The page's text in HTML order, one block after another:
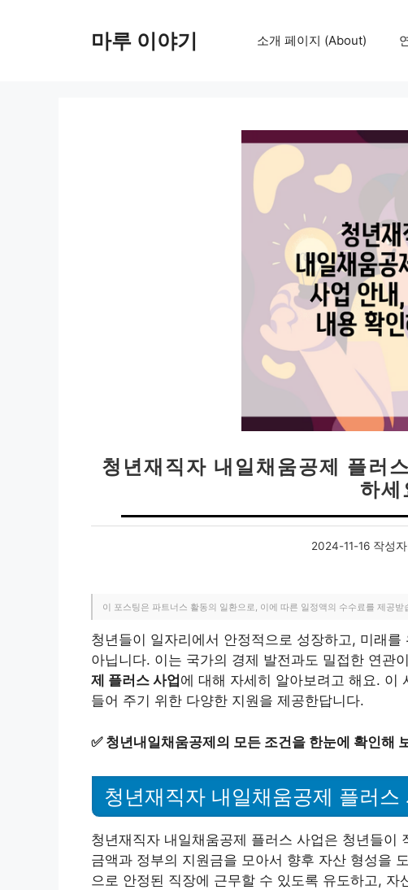
마루 이야기 소개 페이지 (About)
청년재직자 내일채움공제 플러
하세
2024-11-16 작성
이 포스팅은 파트너스 활동의 일환으로, 이에 따른 일정액의 수수료를 제공받
청년들이 일자리에서 안정적으로 성장하고, 미래
아닙니다. 이는 국가의 경제 발전과도 밀접한 연관
제 플러스 사업 에 대해 자세히 알아보려고 해요. 이
들어 주기 위한 다양한 지원을 제공한답니다.
✅ 청년내일채움공제의 모든 조건을 한눈에 확인해
청년재직자 내일채움공제 플러스
청년재직자 내일채움공제 플러스 사업은 청년들이
금액과 정부의 지원금을 모아서 향후 자산 형성을
으로 안정된 직장에 근무할 수 있도록 유도하고,